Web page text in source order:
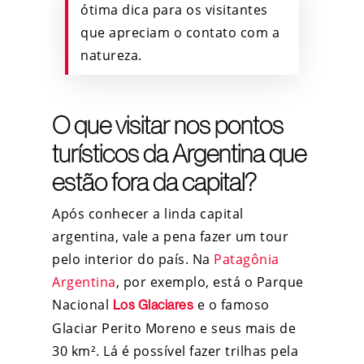
ótima dica para os visitantes
que apreciam o contato com a
natureza.
O que visitar nos pontos
turísticos da Argentina que
estão fora da capital?
Após conhecer a linda capital
argentina, vale a pena fazer um tour
pelo interior do país. Na Patagônia
Argentina, por exemplo, está o Parque
Nacional Los Glaciares e o famoso
Glaciar Perito Moreno e seus mais de
30 km². Lá é possível fazer trilhas pela